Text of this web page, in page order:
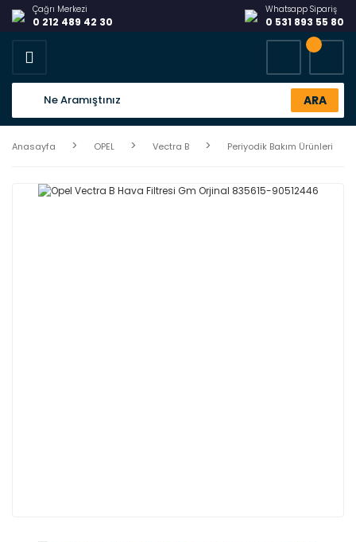
Çağrı Merkezi
0 212 489 42 30
Whatsapp Sipariş
0 531 893 55 80
ARA
Anasayfa OPEL Vectra B Periyodik Bakım Ürünleri